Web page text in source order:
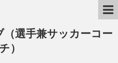
選手兼サッカーコー
チ）